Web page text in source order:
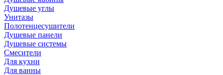
Душевые углы
Унитазы
Полотенцесушители
Душевые панели
Душевые системы
Смесители
Для кухни
Для ванны